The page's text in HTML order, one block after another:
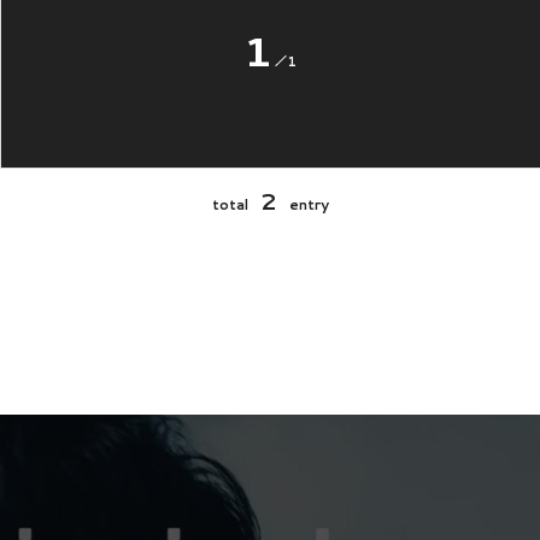
1 1
total 2 entry